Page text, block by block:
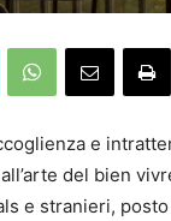
e
del bien
e stranieri, posto